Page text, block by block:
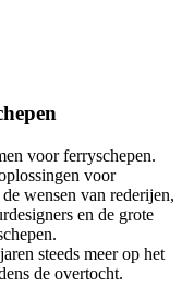
voor ferryschepen.
voor
wensen van rederijen,
en de grote
steeds meer op het
de overtocht.